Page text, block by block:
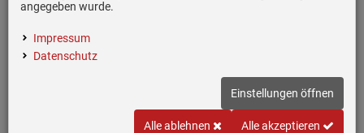
angegeben wurde.
Impressum
Datenschutz
Einstellungen öffnen
Alle ablehnen Alle akzeptieren